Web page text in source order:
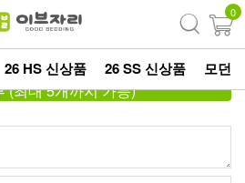
0
26 HS 신상품 26 SS 신상품 모던
(최대 5개까지 가능)